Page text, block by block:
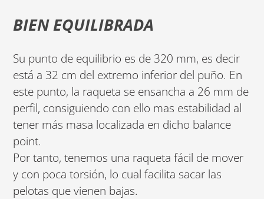
BIEN EQUILIBRADA
Su punto de equilibrio es de 320 mm, es decir
está a 32 cm del extremo inferior del puño. En
este punto, la raqueta se ensancha a 26 mm de
perfil, consiguiendo con ello mas estabilidad al
tener más masa localizada en dicho balance
point.
Por tanto, tenemos una raqueta fácil de mover
y con poca torsión, lo cual facilita sacar las
pelotas que vienen bajas.